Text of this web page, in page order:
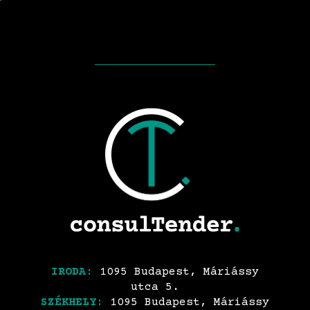
IRODA:
1095 Budapest, Máriássy
utca 5.
SZÉKHELY:
1095 Budapest, Máriássy